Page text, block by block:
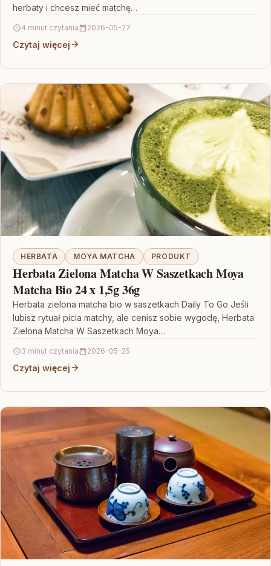
herbaty i chcesz mieć matchę…
4 minut czytania 2026-05-27
Czytaj więcej
HERBATA MOYA MATCHA PRODUKT
Herbata Zielona Matcha W Saszetkach Moya
Matcha Bio 24 x 1,5g 36g
Herbata zielona matcha bio w saszetkach Daily To Go Jeśli
lubisz rytuał picia matchy, ale cenisz sobie wygodę, Herbata
Zielona Matcha W Saszetkach Moya…
3 minut czytania 2026-05-25
Czytaj więcej